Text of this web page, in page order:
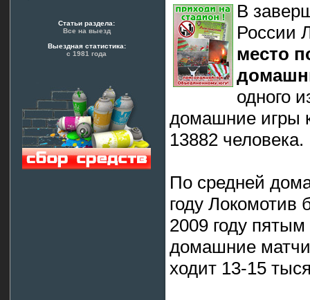
Статьи раздела:
Все на выезд
Выездная статистика:
с 1981 года
В
России
место
одного
домашние игры
13882 человека.
По средней
году
2009 году
домашние
ходит 13-15